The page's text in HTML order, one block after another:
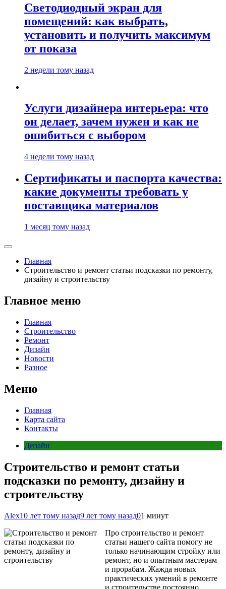
Светодиодный экран для
помещений: как выбрать,
установить и получить максимум
от показа
2 недели тому назад
Услуги дизайнера интерьера: что
он делает, зачем нужен и как не
ошибиться с выбором
4 недели тому назад
Сертификаты и паспорта качества:
какие документы требовать у
поставщика материалов
1 месяц тому назад
Главная
Строительство и ремонт статьи подсказки по ремонту,
дизайну и строительству
Главное меню
Главная
Строительство
Ремонт
Дизайн
Новости
Разное
Меню
Главная
Карта сайта
Контакты
Дизайн
Строительство и ремонт статьи
подсказки по ремонту, дизайну и
строительству
Alex10 лет тому назад9 лет тому назад01 минут
Про строительство и ремонт
статьи нашего сайта помогу не
только начинающим стройку или
ремонт, но и опытным мастерам
и прорабам. Жажда новых
практических умений в ремонте
и строительстве постоянно